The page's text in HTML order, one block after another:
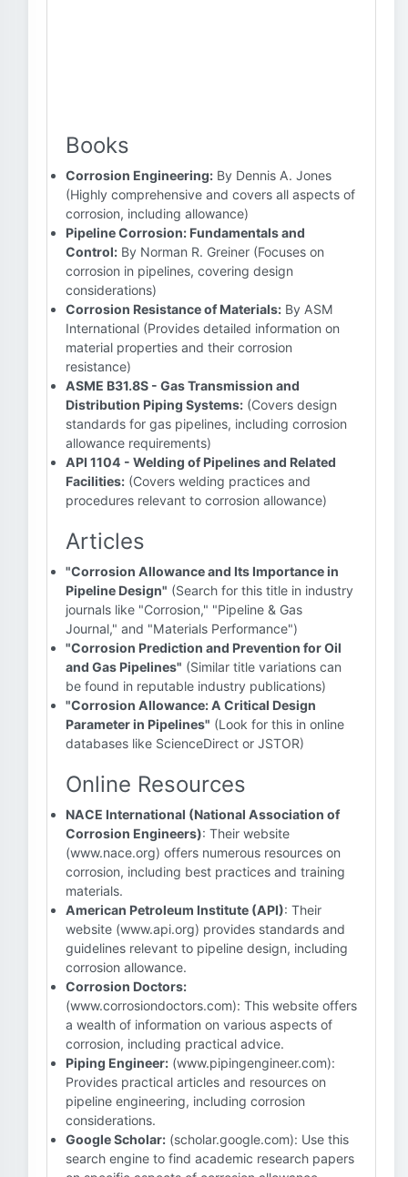
Books
Corrosion Engineering: By Dennis A. Jones
(Highly comprehensive and covers all aspects of
corrosion, including allowance)
Pipeline Corrosion: Fundamentals and
Control: By Norman R. Greiner (Focuses on
corrosion in pipelines, covering design
considerations)
Corrosion Resistance of Materials: By ASM
International (Provides detailed information on
material properties and their corrosion
resistance)
ASME B31.8S - Gas Transmission and
Distribution Piping Systems: (Covers design
standards for gas pipelines, including corrosion
allowance requirements)
API 1104 - Welding of Pipelines and Related
Facilities: (Covers welding practices and
procedures relevant to corrosion allowance)
Articles
"Corrosion Allowance and Its Importance in
Pipeline Design" (Search for this title in industry
journals like "Corrosion," "Pipeline & Gas
Journal," and "Materials Performance")
"Corrosion Prediction and Prevention for Oil
and Gas Pipelines" (Similar title variations can
be found in reputable industry publications)
"Corrosion Allowance: A Critical Design
Parameter in Pipelines" (Look for this in online
databases like ScienceDirect or JSTOR)
Online Resources
NACE International (National Association of
Corrosion Engineers): Their website
(www.nace.org) offers numerous resources on
corrosion, including best practices and training
materials.
American Petroleum Institute (API): Their
website (www.api.org) provides standards and
guidelines relevant to pipeline design, including
corrosion allowance.
Corrosion Doctors:
(www.corrosiondoctors.com): This website offers
a wealth of information on various aspects of
corrosion, including practical advice.
Piping Engineer: (www.pipingengineer.com):
Provides practical articles and resources on
pipeline engineering, including corrosion
considerations.
Google Scholar: (scholar.google.com): Use this
search engine to find academic research papers